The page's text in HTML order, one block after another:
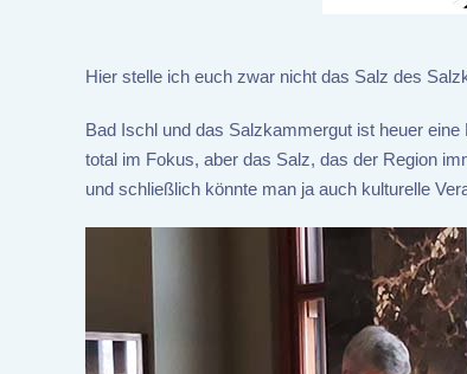
Hier stelle ich euch zwar nicht das Salz des
Bad Ischl und das Salzkammergut ist heuer
total im Fokus, aber das Salz, das der Region
und schließlich könnte man ja auch kulturelle